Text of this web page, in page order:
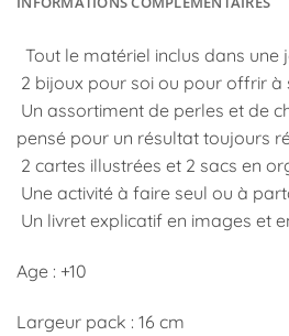
Tout le matériel inclus dans une
2 bijoux pour soi ou pour offrir à
Un assortiment de perles et de
pensé pour un résultat toujours
2 cartes illustrées et 2 sacs en
Une activité à faire seul ou à
Un livret explicatif en images et
Age : +10
Largeur pack : 16 cm